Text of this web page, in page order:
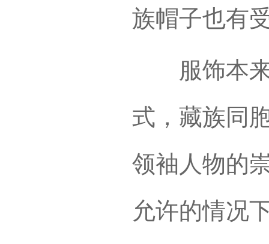
族帽子也有
服饰本来
式，藏族同
领袖人物的
允许的情况